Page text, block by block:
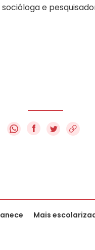
socióloga e
f
Mais